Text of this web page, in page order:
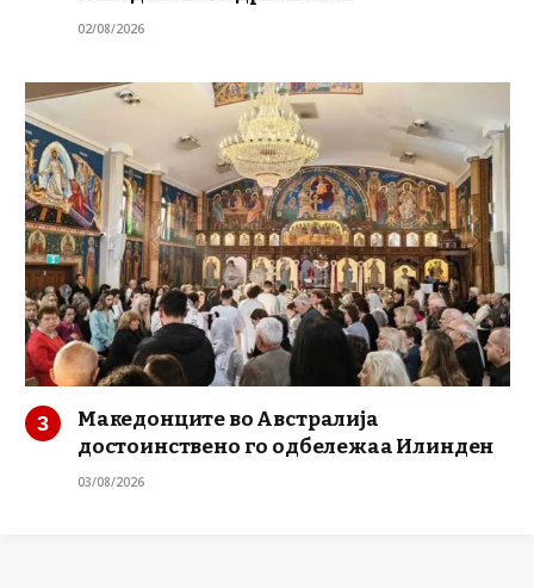
02/08/2026
Македонците во Австралија
достоинствено го одбележаа Илинден
03/08/2026